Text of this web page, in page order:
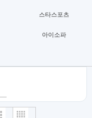
스타스포츠
아이소파